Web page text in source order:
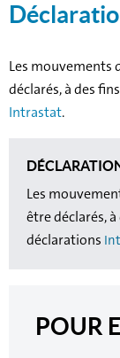
Les mouvements
déclarés, à des
Intrastat.
Les
être déclarés,
déclarations
POUR